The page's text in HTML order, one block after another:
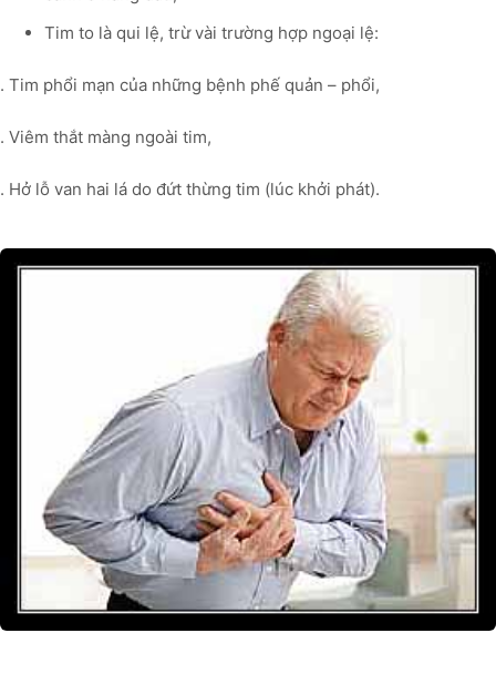
Tim to là qui lệ, trừ vài trường hợp ngoại lệ:
. Tim phổi mạn của những bệnh phế quản – phổi,
. Viêm thắt màng ngoài tim,
. Hở lỗ van hai lá do đứt thừng tim (lúc khởi phát).